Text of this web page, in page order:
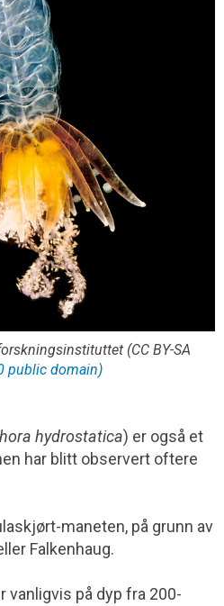
(CC BY-SA
public domain)
hydrostatica) er også et
har blitt observert oftere
maneten, på grunn av
Falkenhaug.
vanligvis på dyp fra 200-